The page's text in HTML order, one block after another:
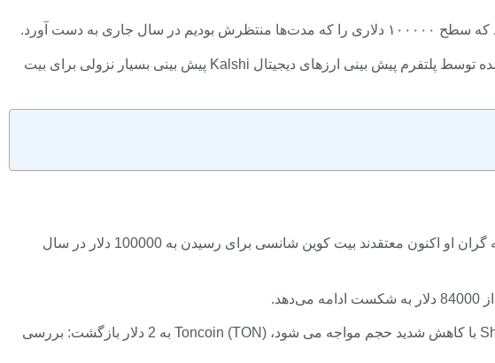
به دست آورد.
داده های ارائه شده توسط پلتفرم پیش بینی ارزهای دیجیتال Kalshi پیش بینی بسیار نزولی برای بیت
همانطور که احساسات سرمایه گذاران در مورد بیت کوین به طور فزاینده ای نزولی می شود، کالشی توضیح داد که معامله گران او اکنون معتقدند بیت کوین شانسی برای رسیدن به 100000 دلار در سال
Beeple Falls Wild 2140 Michael Saylor Art Hyperliquid (HYPE) به بالاترین حد خود نزدیک می شود، Shiba Inu (SHIB) با کاهش شدید حجم مواجه می شود، Toncoin (TON) به 2 دلار بازگشت: بررسی